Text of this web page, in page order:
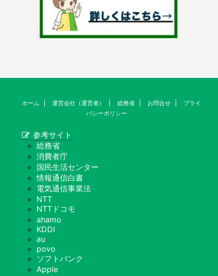
ホーム 運営会社（運営者） 総務省 お問合せ
プライ
バシーポリシー
参考サイト
総務省
消費者庁
国民生活センター
情報通信白書
電気通信事業法
NTT
NTTドコモ
ahamo
KDDI
au
povo
ソフトバンク
Apple